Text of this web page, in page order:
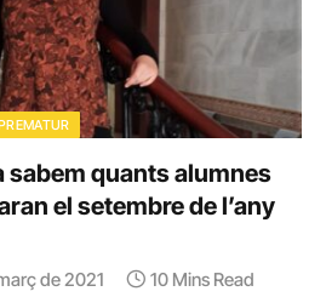
sabem quants alumnes
el setembre de l’any
de 2021 10 Mins Read